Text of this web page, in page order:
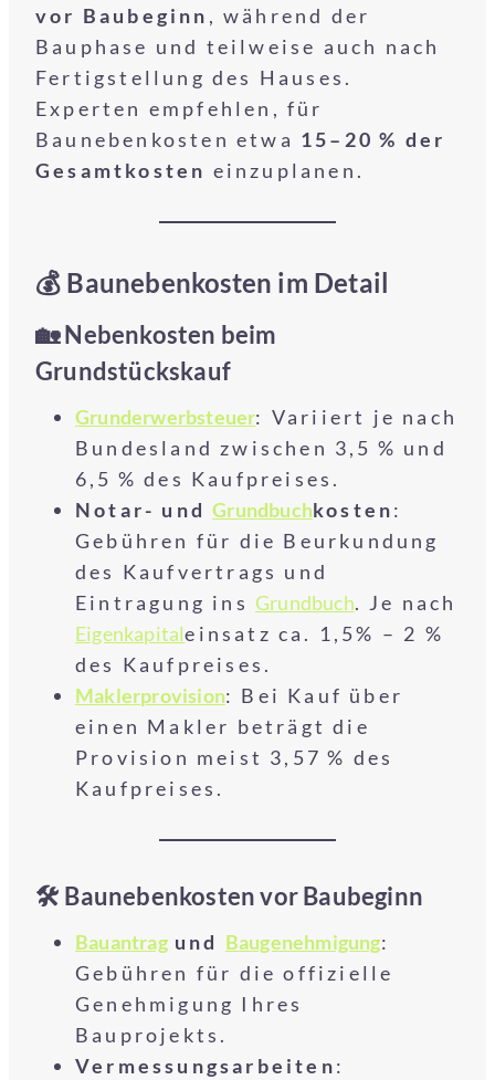
vor Baubeginn , während der
Bauphase und teilweise auch nach
Fertigstellung des Hauses.
Experten empfehlen, für
Baunebenkosten etwa 15–20 % der
Gesamtkosten einzuplanen.
💰 Baunebenkosten im Detail
🏡 Nebenkosten beim
Grundstückskauf
Grunderwerbsteuer: Variiert je nach
Bundesland zwischen 3,5 % und
6,5 % des Kaufpreises.
Notar- undGrundbuchkosten:
Gebühren für die Beurkundung
des Kaufvertrags und
Eintragung ins Grundbuch. Je nach
Eigenkapitaleinsatz ca. 1,5% – 2 %
des Kaufpreises.
Maklerprovision: Bei Kauf über
einen Makler beträgt die
Provision meist 3,57 % des
Kaufpreises.
🛠️ Baunebenkosten vor Baubeginn
Bauantragund Baugenehmigung:
Gebühren für die offizielle
Genehmigung Ihres
Bauprojekts.
Vermessungsarbeiten: